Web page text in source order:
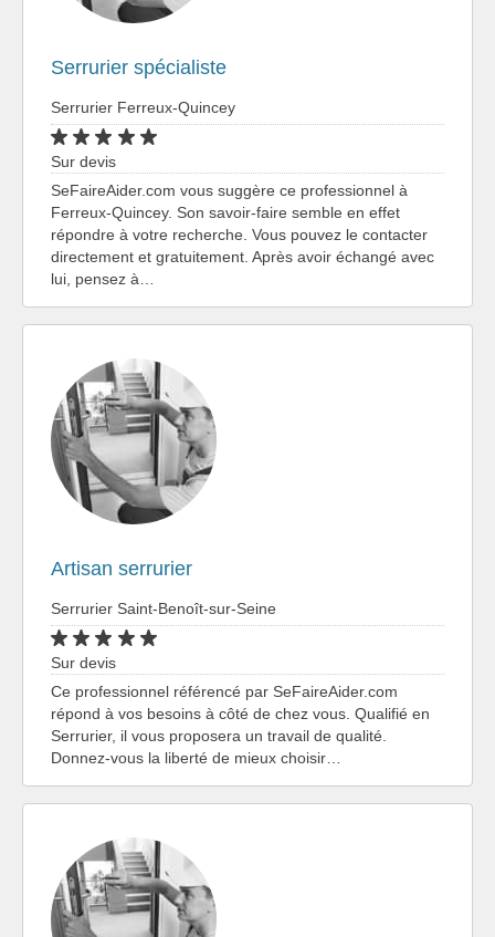
Serrurier spécialiste
Serrurier Ferreux-Quincey
Sur devis
SeFaireAider.com vous suggère ce professionnel à
Ferreux-Quincey. Son savoir-faire semble en effet
répondre à votre recherche. Vous pouvez le contacter
directement et gratuitement. Après avoir échangé avec
lui, pensez à…
Artisan serrurier
Serrurier Saint-Benoît-sur-Seine
Sur devis
Ce professionnel référencé par SeFaireAider.com
répond à vos besoins à côté de chez vous. Qualifié en
Serrurier, il vous proposera un travail de qualité.
Donnez-vous la liberté de mieux choisir…